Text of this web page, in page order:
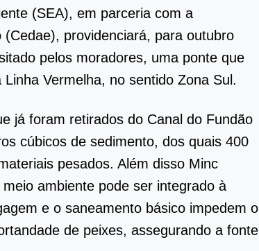
(SEA), em parceria com a
providenciará, para outubro
pelos moradores, uma ponte que
Vermelha, no sentido Zona Sul.
já foram retirados do Canal do Fundão
cúbicos de sedimento, dos quais 400
pesados. Além disso Minc
ambiente pode ser integrado à
e o saneamento básico impedem o
de peixes, assegurando a fonte